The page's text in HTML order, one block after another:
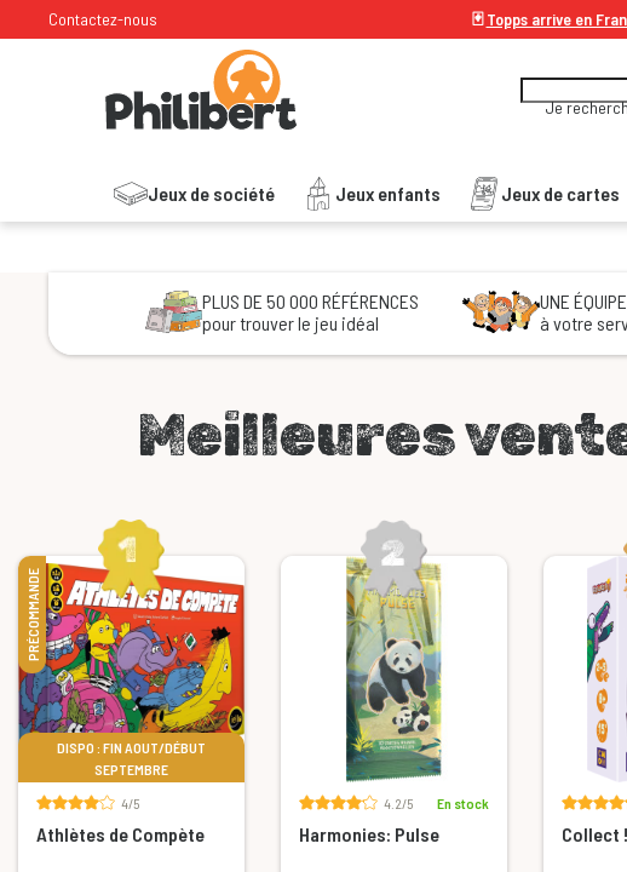
Contactez-nous 🃏Topps arrive en
Je
Le spécialiste du jeu de société
Jeux de société Jeux enfants Jeux de cartes
PLUS DE 50 000 RÉFÉRENCES
pour trouver le jeu idéal
UNE
à votre
Meilleures
PRÉCOMMANDE
DISPO : FIN AOUT/DÉBUT
SEPTEMBRE
4/5
Athlètes de Compète
4.2/5 En stock
Harmonies: Pulse Collect !